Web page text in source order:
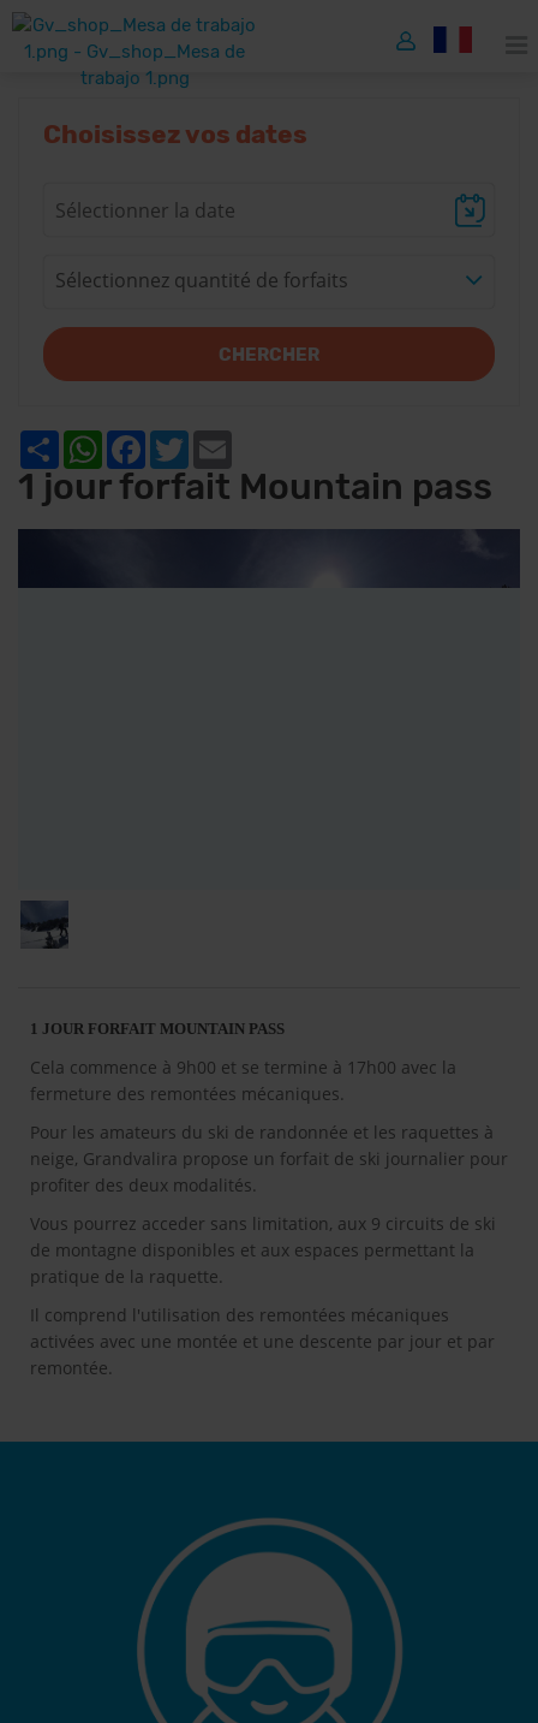
Choisissez vos dates
Sélectionnez quantité de forfaits
CHERCHER
Share WhatsAppFacebook
Twitter
1 jour forfait Mountain pass
1 JOUR FORFAIT MOUNTAIN PASS
Cela commence à 9h00 et se termine à 17h00 avec la
fermeture des remontées mécaniques.
Pour les amateurs du ski de randonnée et les raquettes à
neige, Grandvalira propose un forfait de ski journalier pour
profiter des deux modalités.
Vous pourrez acceder sans limitation, aux 9 circuits de ski
de montagne disponibles et aux espaces permettant la
pratique de la raquette.
Il comprend l'utilisation des remontées mécaniques
activées avec une montée et une descente par jour et par
remontée.